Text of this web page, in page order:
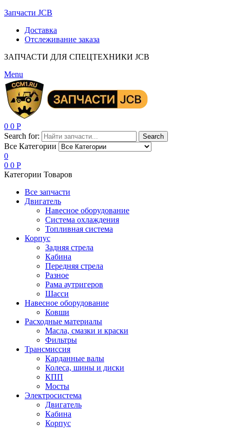
Запчасти JCB
Доставка
Отслеживание заказа
ЗАПЧАСТИ ДЛЯ СПЕЦТЕХНИКИ JCB
Menu
0 0 Р
Search for:
Search
Все Категории
0
0 0 Р
Категории Товаров
Все запчасти
Двигатель
Навесное оборудование
Система охлаждения
Топливная система
Корпус
Задняя стрела
Кабина
Передняя стрела
Разное
Рама аутригеров
Шасси
Навесное оборудование
Ковши
Расходные материалы
Масла, смазки и краски
Фильтры
Трансмиссия
Карданные валы
Колеса, шины и диски
КПП
Мосты
Электросистема
Двигатель
Кабина
Корпус